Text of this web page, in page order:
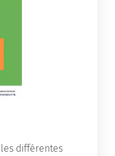
différentes